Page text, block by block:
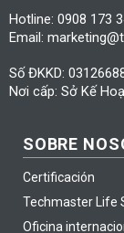
Hotline: 0908 173
Email:
Số ĐKKD:
Nơi cấp: Sở Kế
SOBRE
Certificación
Techmaster Life
Oficina